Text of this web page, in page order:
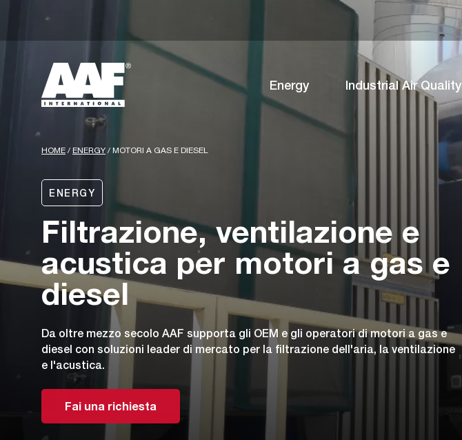
Energy Industrial Air Quality
HOME / ENERGY / MOTORI A GAS E DIESEL
ENERGY
Filtrazione, ventilazione e
acustica per motori a gas e
diesel
Da oltre mezzo secolo AAF supporta gli OEM e gli operatori di motori a gas e
diesel con soluzioni leader di mercato per la filtrazione dell'aria, la ventilazione
e l'acustica.
Fai una richiesta